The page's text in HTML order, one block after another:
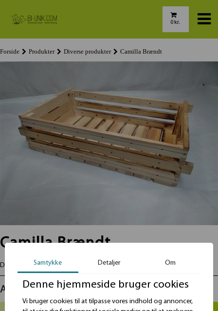
0 kr.
Forside Produkter Diverse produkter Camilla Brændt
Camilla Brændt
Dimension indvendig mål L: 34,5 B: 20,0 H: 9,5 cm
Antal
Samtykke Detaljer Om
Denne hjemmeside bruger cookies
Vi bruger cookies til at tilpasse vores indhold og annoncer,